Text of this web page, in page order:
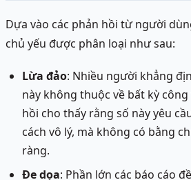
Dựa vào các phản hồi từ người
chủ yếu được phân loại như sau:
Lừa đảo: Nhiều người khẳng
này không thuộc về bất kỳ
hồi cho thấy rằng số này yêu
cách vô lý, mà không có bằng
ràng.
Đe dọa: Phần lớn các báo cáo